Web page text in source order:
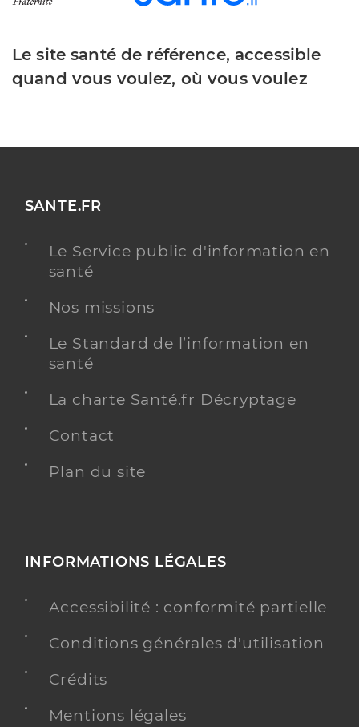
Le site santé de référence, accessible
quand vous voulez, où vous voulez
SANTE.FR
Le Service public d'information en
santé
Nos missions
Le Standard de l’information en
santé
La charte Santé.fr Décryptage
Contact
Plan du site
INFORMATIONS LÉGALES
Accessibilité : conformité partielle
Conditions générales d'utilisation
Crédits
Mentions légales